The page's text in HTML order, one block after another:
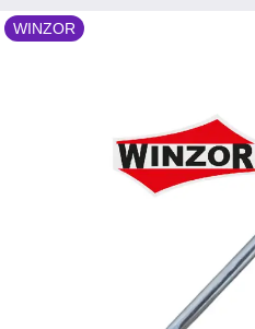
WINZOR